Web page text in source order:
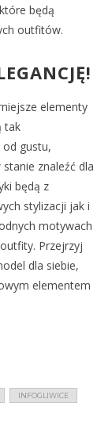
będą
outfitów.
elementy
tak
od gustu,
znaleźć dla
będą z
stylizacji jak i
motywach
Przejrzyj
dla siebie,
elementem
INFOGLIWICE